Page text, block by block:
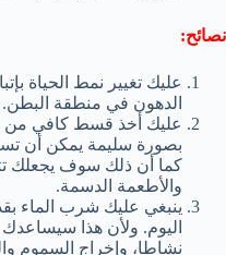
نصائح:
عليك تغيير نمط الحياة
الدهون في منطقة البطن.
عليك أخذ قسط كافي من
بصورة سليمة يمكن أن
كما أن ذلك سوف يجعلك
والأطعمة الدسمة.
ينبغي عليك شرب الماء
اليوم. ولأن هذا
نشاطا، وإخراج السموم